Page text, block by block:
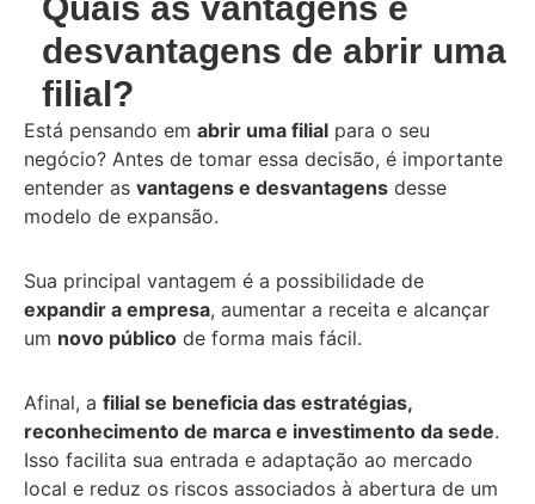
desvantagens de abrir uma
filial?
Está pensando em abrir uma filial para o seu
negócio? Antes de tomar essa decisão, é importante
entender as vantagens e desvantagens desse
modelo de expansão.
Sua principal vantagem é a possibilidade de
expandir a empresa, aumentar a receita e alcançar
um novo público de forma mais fácil.
Afinal, a filial se beneficia das estratégias,
reconhecimento de marca e investimento da sede.
Isso facilita sua entrada e adaptação ao mercado
local e reduz os riscos associados à abertura de um